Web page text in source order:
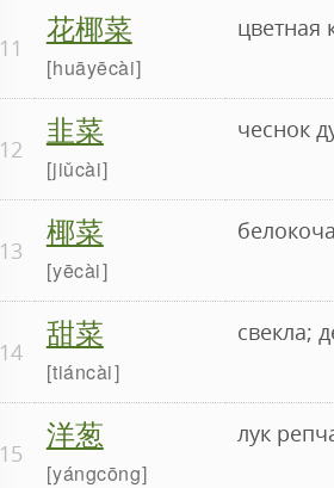
11 花椰菜
huāyēcài
цветная
12 韭菜
jiǔcài
чеснок
13 椰菜
yēcài
14 甜菜
tiáncài
свекла;
15 洋葱
yángcōng
лук